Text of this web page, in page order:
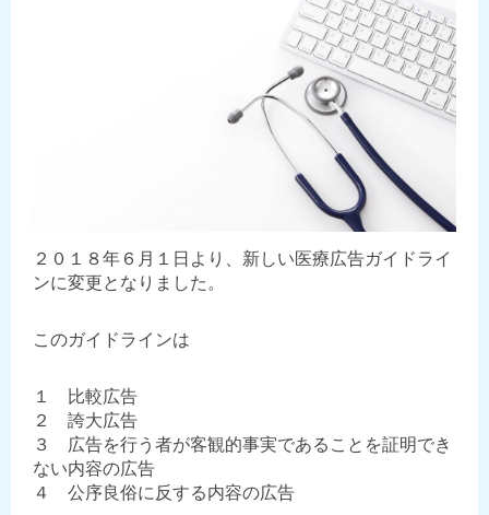
２０１８年６月１日より、新しい医療広告ガイドライ
ンに変更となりました。
このガイドラインは
１ 比較広告
２ 誇大広告
３ 広告を行う者が客観的事実であることを証明でき
ない内容の広告
４ 公序良俗に反する内容の広告